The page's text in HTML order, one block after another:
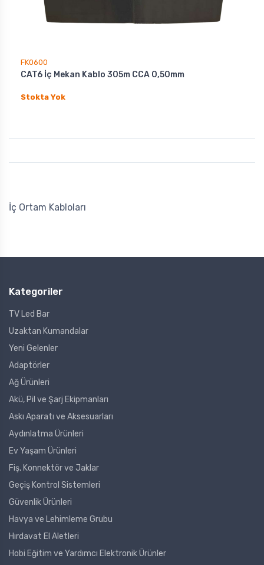
FK0600
CAT6 İç Mekan Kablo 305m CCA 0,50mm
Stokta Yok
İç Ortam Kabloları
Kategoriler
TV Led Bar
Uzaktan Kumandalar
Yeni Gelenler
Adaptörler
Ağ Ürünleri
Akü, Pil ve Şarj Ekipmanları
Askı Aparatı ve Aksesuarları
Aydınlatma Ürünleri
Ev Yaşam Ürünleri
Fiş, Konnektör ve Jaklar
Geçiş Kontrol Sistemleri
Güvenlik Ürünleri
Havya ve Lehimleme Grubu
Hırdavat El Aletleri
Hobi Eğitim ve Yardımcı Elektronik Ürünler